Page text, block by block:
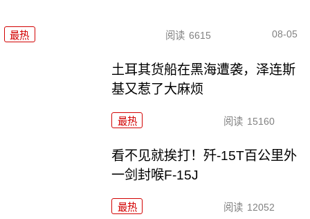
最热 阅读 6615 08-05
土耳其货船在黑海遭袭，泽连斯
基又惹了大麻烦
最热 阅读 15160
看不见就挨打！歼-15T百公里外
一剑封喉F-15J
最热 阅读 12052